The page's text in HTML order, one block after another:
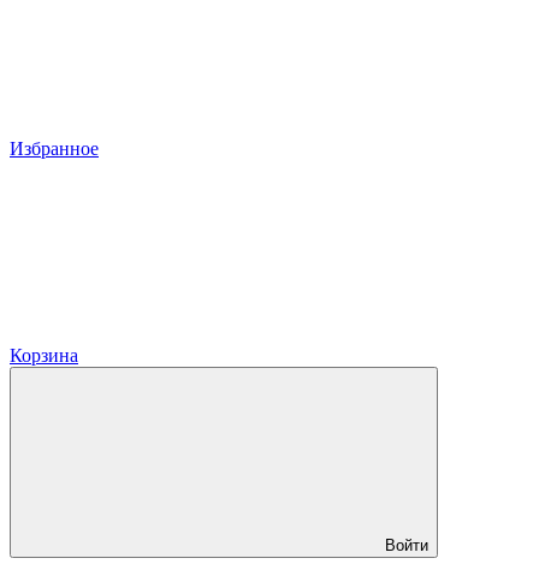
Избранное
Корзина
Войти